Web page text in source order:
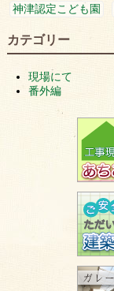
神津認定こども園
カテゴリー
現場にて
番外編